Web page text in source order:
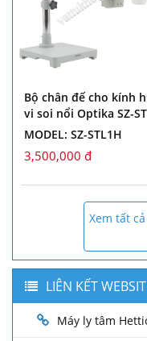
Bộ chân đế cho kính
vi soi nổi Optika SZ-
MODEL: SZ-STL1H
3,500,000 đ
Xem tất
LIÊN KẾT
Máy ly tâm